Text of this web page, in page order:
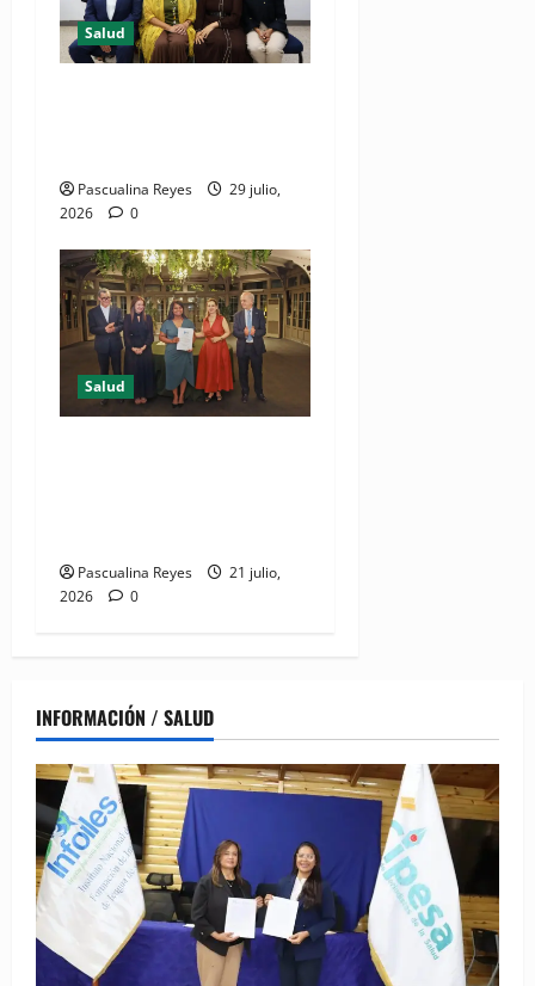
Salud
Pascualina Reyes
29 julio,
2026
0
Salud
Pascualina Reyes
21 julio,
2026
0
INFORMACIÓN / SALUD